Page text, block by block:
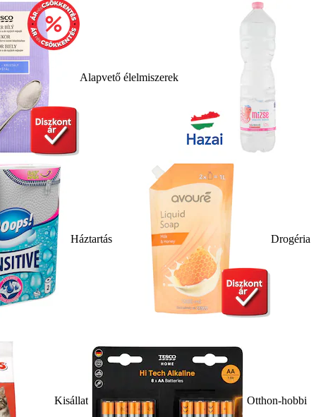
Alapvető élelmiszerek
Háztartás Drogéria
Kisállat Otthon-hobbi